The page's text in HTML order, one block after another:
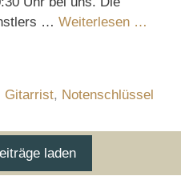
… Weiterlesen …
Gitarrist, Notenschlüssel
laden